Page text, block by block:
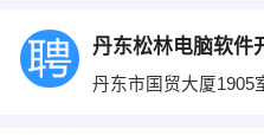
丹东市国贸大厦1905